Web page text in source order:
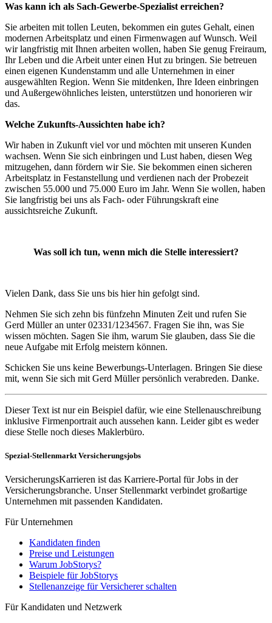
Was kann ich als Sach-Gewerbe-Spezialist erreichen?
Sie arbeiten mit tollen Leuten, bekommen ein gutes Gehalt, einen
modernen Arbeitsplatz und einen Firmenwagen auf Wunsch. Weil
wir langfristig mit Ihnen arbeiten wollen, haben Sie genug Freiraum,
Ihr Leben und die Arbeit unter einen Hut zu bringen. Sie betreuen
einen eigenen Kundenstamm und alle Unternehmen in einer
ausgewählten Region. Wenn Sie mitdenken, Ihre Ideen einbringen
und Außergewöhnliches leisten, unterstützen und honorieren wir
das.
Welche Zukunfts-Aussichten habe ich?
Wir haben in Zukunft viel vor und möchten mit unseren Kunden
wachsen. Wenn Sie sich einbringen und Lust haben, diesen Weg
mitzugehen, dann fördern wir Sie. Sie bekommen einen sicheren
Arbeitsplatz in Festanstellung und verdienen nach der Probezeit
zwischen 55.000 und 75.000 Euro im Jahr. Wenn Sie wollen, haben
Sie langfristig bei uns als Fach- oder Führungskraft eine
aussichtsreiche Zukunft.
Was soll ich tun, wenn mich die Stelle interessiert?
Vielen Dank, dass Sie uns bis hier hin gefolgt sind.
Nehmen Sie sich zehn bis fünfzehn Minuten Zeit und rufen Sie
Gerd Müller an unter 02331/1234567. Fragen Sie ihn, was Sie
wissen möchten. Sagen Sie ihm, warum Sie glauben, dass Sie die
neue Aufgabe mit Erfolg meistern können.
Schicken Sie uns keine Bewerbungs-Unterlagen. Bringen Sie diese
mit, wenn Sie sich mit Gerd Müller persönlich verabreden. Danke.
Dieser Text ist nur ein Beispiel dafür, wie eine Stellenauschreibung
inklusive Firmenportrait auch aussehen kann. Leider gibt es weder
diese Stelle noch dieses Maklerbüro.
Spezial-Stellenmarkt Versicherungsjobs
VersicherungsKarrieren ist das Karriere-Portal für Jobs in der
Versicherungsbranche. Unser Stellenmarkt verbindet großartige
Unternehmen mit passenden Kandidaten.
Für Unternehmen
Kandidaten finden
Preise und Leistungen
Warum JobStorys?
Beispiele für JobStorys
Stellenanzeige für Versicherer schalten
Für Kandidaten und Netzwerk